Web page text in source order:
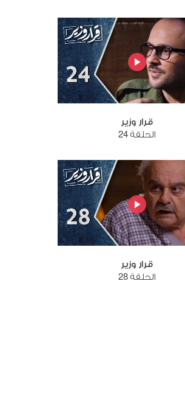
قرار وزير
الحلقة 24
قرار وزير
الحلقة 28